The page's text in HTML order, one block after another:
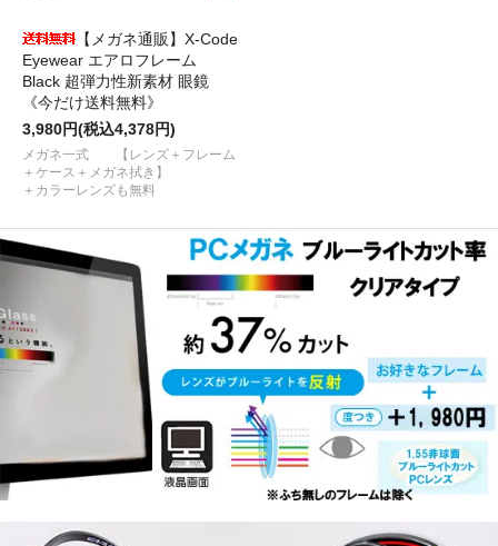
【メガネ通販】X-Code
Eyewear エアロフレーム
Black 超弾力性新素材 眼鏡
《今だけ送料無料》
3,980円(税込4,378円)
メガネ一式 【レンズ＋フレーム
＋ケース＋メガネ拭き】
＋カラーレンズも無料